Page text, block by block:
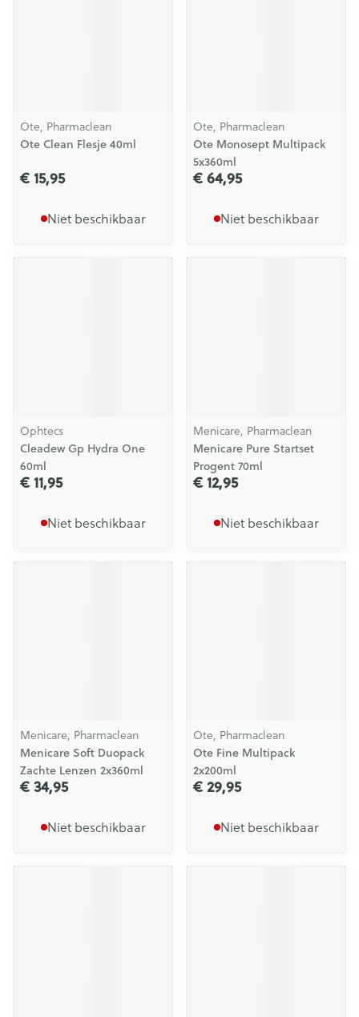
Ote, Pharmaclean
Ote Clean Flesje 40ml
€ 15,95
Niet beschikbaar
Ote, Pharmaclean
Ote Monosept Multipack
5x360ml
€ 64,95
Niet beschikbaar
Ophtecs
Cleadew Gp Hydra One
60ml
€ 11,95
Niet beschikbaar
Menicare, Pharmaclean
Menicare Pure Startset
Progent 70ml
€ 12,95
Niet beschikbaar
Menicare, Pharmaclean
Menicare Soft Duopack
Zachte Lenzen 2x360ml
€ 34,95
Niet beschikbaar
Ote, Pharmaclean
Ote Fine Multipack
2x200ml
€ 29,95
Niet beschikbaar